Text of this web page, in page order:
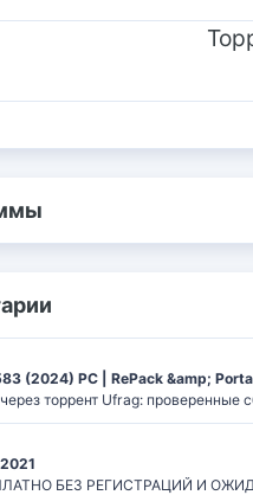
(2024) РС | RePack &amp;
торрент Ufrag: проверенные
БЕЗ РЕГИСТРАЦИЙ И